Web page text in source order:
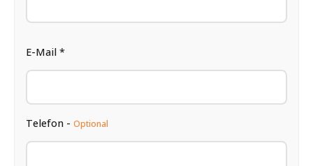
E-Mail *
Telefon - Optional